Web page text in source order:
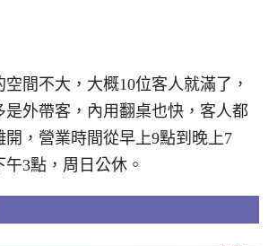
空間不大，大概10位客人就滿了，
是外帶客，內用翻桌也快，客人都
開，營業時間從早上9點到晚上7
3點，周日公休。